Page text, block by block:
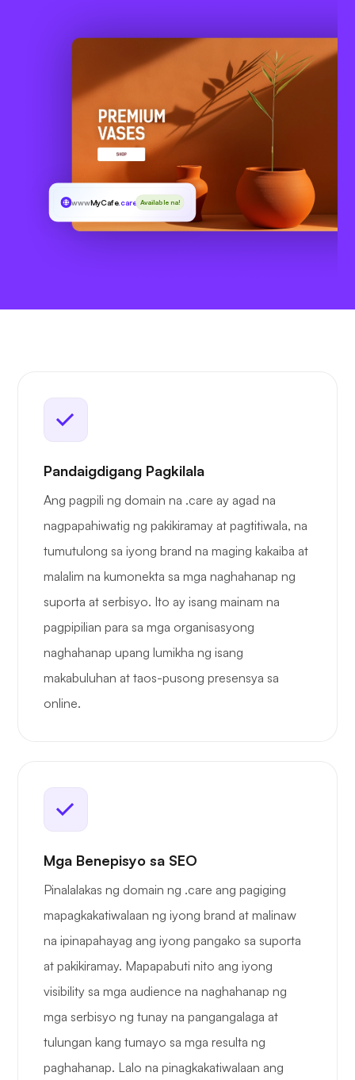
wwwMyCafe.care Available na!
Pandaigdigang Pagkilala
Ang pagpili ng domain na .care ay agad na
nagpapahiwatig ng pakikiramay at pagtitiwala, na
tumutulong sa iyong brand na maging kakaiba at
malalim na kumonekta sa mga naghahanap ng
suporta at serbisyo. Ito ay isang mainam na
pagpipilian para sa mga organisasyong
naghahanap upang lumikha ng isang
makabuluhan at taos-pusong presensya sa
online.
Mga Benepisyo sa SEO
Pinalalakas ng domain ng .care ang pagiging
mapagkakatiwalaan ng iyong brand at malinaw
na ipinapahayag ang iyong pangako sa suporta
at pakikiramay. Mapapabuti nito ang iyong
visibility sa mga audience na naghahanap ng
mga serbisyo ng tunay na pangangalaga at
tulungan kang tumayo sa mga resulta ng
paghahanap. Lalo na pinagkakatiwalaan ang